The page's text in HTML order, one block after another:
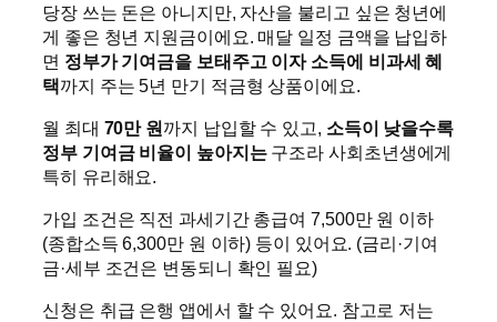
당장 쓰는 돈은 아니지만, 자산을 불리고 싶은 청년에
게 좋은 청년 지원금이에요. 매달 일정 금액을 납입하
면 정부가 기여금을 보태주고 이자 소득에 비과세 혜
택까지 주는 5년 만기 적금형 상품이에요.
월 최대 70만 원까지 납입할 수 있고, 소득이 낮을수록
정부 기여금 비율이 높아지는구조라 사회초년생에게
특히 유리해요.
가입 조건은 직전 과세기간 총급여 7,500만 원 이하
(종합소득 6,300만 원 이하) 등이 있어요. (금리·기여
금·세부 조건은 변동되니 확인 필요)
신청은 취급 은행 앱에서 할 수 있어요. 참고로 저는